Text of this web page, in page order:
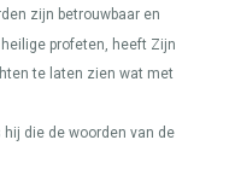
zijn betrouwbaar en
profeten, heeft Zijn
te laten zien wat met
hij die de woorden van de